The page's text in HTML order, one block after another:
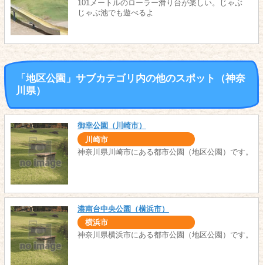
101メートルのローラー滑り台が楽しい。じゃぶ
じゃぶ池でも遊べるよ
「地区公園」サブカテゴリ内の他のスポット（神奈
川県）
御幸公園（川崎市）
川崎市
神奈川県川崎市にある都市公園（地区公園）です。
港南台中央公園（横浜市）
横浜市
神奈川県横浜市にある都市公園（地区公園）です。